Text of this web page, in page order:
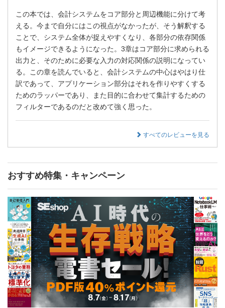
この本では、会計システムをコア部分と周辺機能に分けて考
える。今まで自分にはこの視点がなかったが、そう解釈する
ことで、システム全体が捉えやすくなり、各部分の依存関係
もイメージできるようになった。3章はコア部分に求められる
出力と、そのために必要な入力の対応関係の説明になってい
る。この章を読んでいると、会計システムの中心はやはり仕
訳であって、アプリケーション部分はそれを作りやすくする
ためのラッパーであり、また目的に合わせて集計するための
フィルターであるのだと改めて強く思った。
すべてのレビューを見る
おすすめ特集・キャンペーン